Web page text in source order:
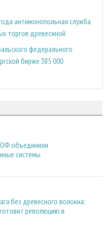
антимонопольная служба
торгов древесиной
федерального
бирже 385 000
объединили
системы
без древесного волокна:
революцию в